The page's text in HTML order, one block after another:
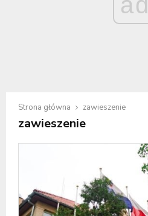
Strona główna zawieszenie
zawieszenie